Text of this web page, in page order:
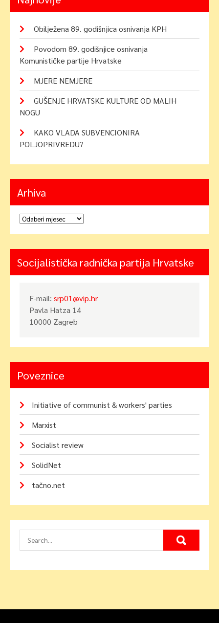
Obilježena 89. godišnjica osnivanja KPH
Povodom 89. godišnjice osnivanja
Komunističke partije Hrvatske
MJERE NEMJERE
GUŠENJE HRVATSKE KULTURE OD MALIH
NOGU
KAKO VLADA SUBVENCIONIRA
POLJOPRIVREDU?
Arhiva
Arhiva
Socijalistička radnička partija Hrvatske
E-mail: srp01@vip.hr
Pavla Hatza 14
10000 Zagreb
Poveznice
Initiative of communist & workers' parties
Marxist
Socialist review
SolidNet
tačno.net